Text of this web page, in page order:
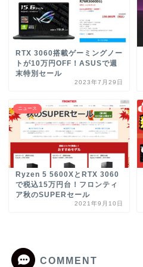
RTX 3060搭載ゲーミングノー
トが10万円OFF！ASUSで週
末特別セール
2023年7月29日
ニュース
Ryzen 5 5600XとRTX 3060
で税込15万円台！フロンティ
ア秋のSUPERセール
2021年9月10日
COMMENT